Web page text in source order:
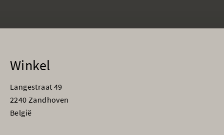
Winkel
Langestraat 49
2240 Zandhoven
België